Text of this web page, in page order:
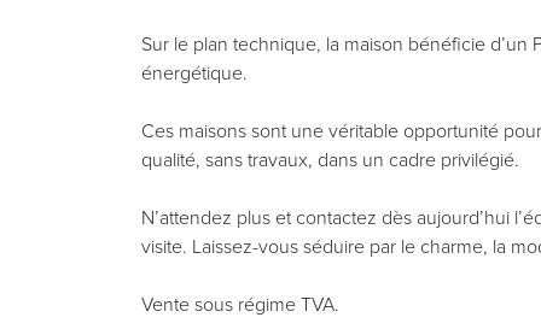
Sur le plan technique, la maison bénéficie d’un
énergétique.
Ces maisons sont une véritable opportunité
qualité, sans travaux, dans un cadre privilégié.
N’attendez plus et contactez dès aujourd’hui
visite. Laissez-vous séduire par le charme, la
Vente sous régime TVA.